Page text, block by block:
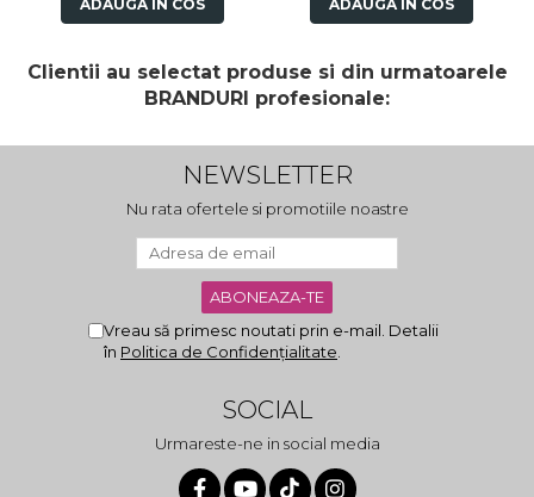
ADAUGA IN COS ADAUGA IN COS
Clientii au selectat produse si din urmatoarele
BRANDURI profesionale:
NEWSLETTER
Nu rata ofertele si promotiile noastre
Vreau să primesc noutati prin e-mail. Detalii
în Politica de Confidențialitate
SOCIAL
Urmareste-ne in social media